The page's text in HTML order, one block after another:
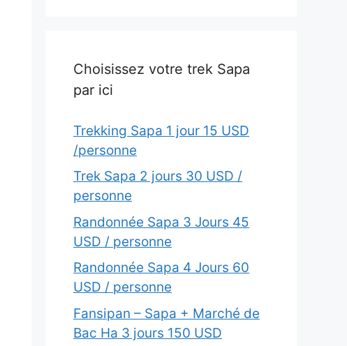
Choisissez votre trek Sapa
par ici
Trekking Sapa 1 jour 15 USD
/personne
Trek Sapa 2 jours 30 USD /
personne
Randonnée Sapa 3 Jours 45
USD / personne
Randonnée Sapa 4 Jours 60
USD / personne
Fansipan – Sapa + Marché de
Bac Ha 3 jours 150 USD